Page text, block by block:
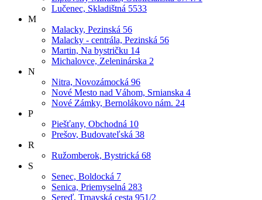
Lučenec, Skladištná 5533
M
Malacky, Pezinská 56
Malacky - centrála, Pezinská 56
Martin, Na bystričku 14
Michalovce, Zeleninárska 2
N
Nitra, Novozámocká 96
Nové Mesto nad Váhom, Srnianska 4
Nové Zámky, Bernolákovo nám. 24
P
Piešťany, Obchodná 10
Prešov, Budovateľská 38
R
Ružomberok, Bystrická 68
S
Senec, Boldocká 7
Senica, Priemyselná 283
Sereď, Trnavská cesta 951/2